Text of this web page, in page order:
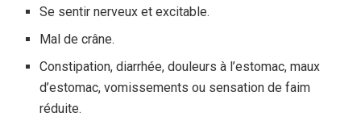
Se sentir nerveux et excitable.
Mal de crâne.
Constipation, diarrhée, douleurs à l’estomac, maux
d’estomac, vomissements ou sensation de faim
réduite.